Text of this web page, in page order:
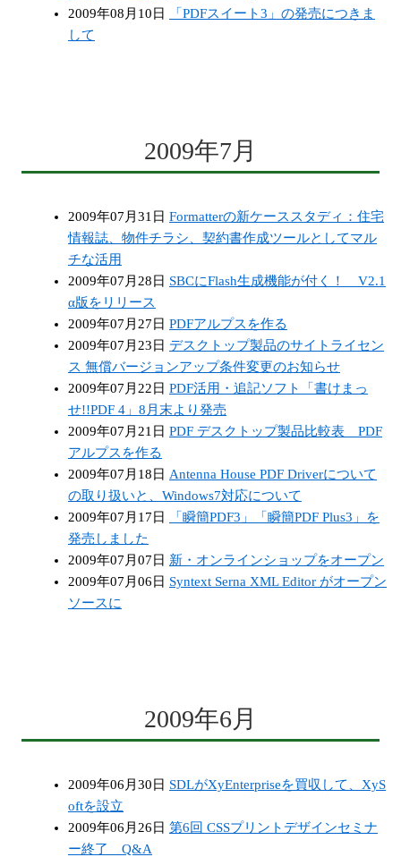
2009年08月10日
「PDFスイート3」の発売につきま
して
2009年7月
2009年07月31日 Formatterの新ケーススタディ：住宅
情報誌、物件チラシ、契約書作成ツールとしてマル
チな活用
2009年07月28日 SBCにFlash生成機能が付く！ V2.1
α版をリリース
2009年07月27日 PDFアルプスを作る
2009年07月23日 デスクトップ製品のサイトライセン
ス 無償バージョンアップ条件変更のお知らせ
2009年07月22日 PDF活用・追記ソフト「書けまっ
せ!!PDF 4」8月末より発売
2009年07月21日 PDF デスクトップ製品比較表 PDF
アルプスを作る
2009年07月18日 Antenna House PDF Driverについて
の取り扱いと、Windows7対応について
2009年07月17日
「瞬簡PDF3」「瞬簡PDF Plus3」を
発売しました
2009年07月07日 新・オンラインショップをオープン
2009年07月06日 Syntext Serna XML Editor がオープン
ソースに
2009年6月
2009年06月30日 SDLがXyEnterpriseを買収して、XyS
oftを設立
2009年06月26日 第6回 CSSプリントデザインセミナ
ー終了 Q&A